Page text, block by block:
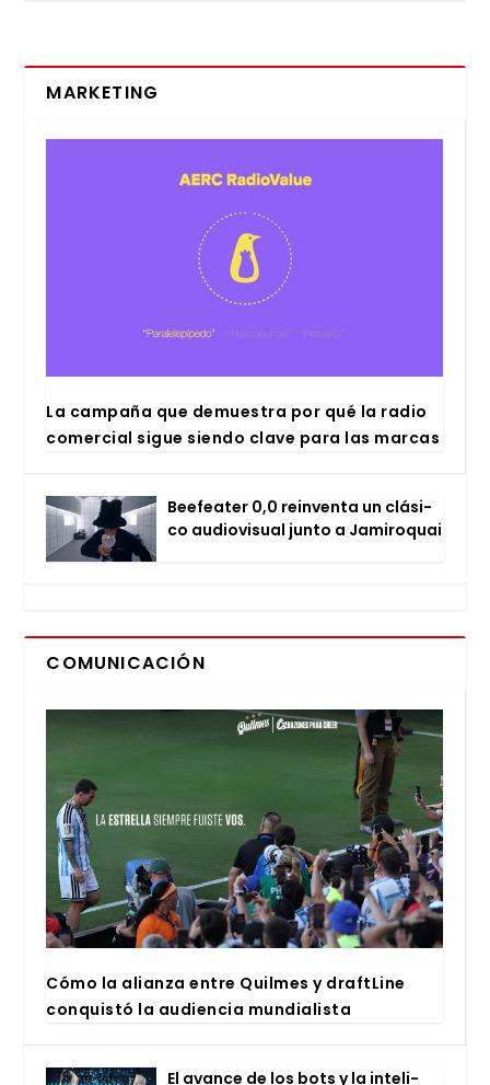
MARKETING
La cam­pa­ña que demues­tra por qué la radio
comer­cial sigue sien­do cla­ve para las mar­cas
Bee­fea­ter 0,0 rein­ven­ta un clá­si­
co audio­vi­sual jun­to a Jami­ro­quai
COMUNICACIÓN
Cómo la alian­za entre Quil­mes y draftLi­ne
con­quis­tó la audien­cia mun­dia­lis­ta
El avan­ce de los bots y la inte­li­